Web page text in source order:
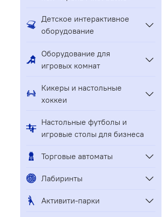
Детское интерактивное
оборудование
Оборудование для
игровых комнат
Кикеры и настольные
хоккеи
Настольные футболы и
игровые столы для бизнеса
Торговые автоматы
Лабиринты
Активити-парки